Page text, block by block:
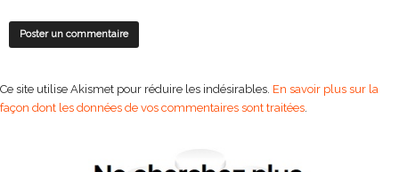
Ce site utilise Akismet pour réduire les indésirables. En savoir plus sur la
façon dont les données de vos commentaires sont traitées